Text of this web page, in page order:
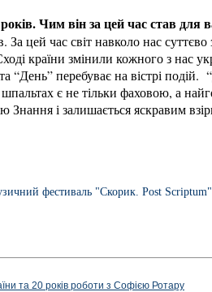
Чим він за цей час став для
цей час світ навколо нас
країни змінили кожного з нас
“День” перебуває на вістрі подій.
є не тільки фаховою, а
Знання і залишається яскравим
фестиваль "Скорик. Post Scriptum"
та 20 років роботи з Софією Ротару